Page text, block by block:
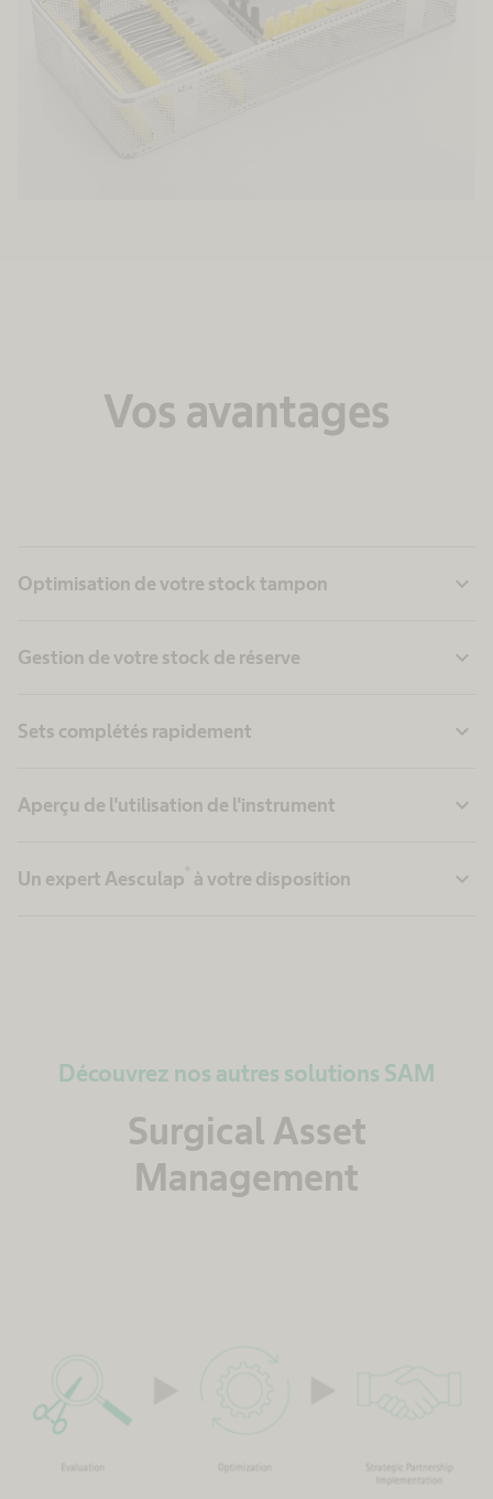
Vos avantages
Optimisation de votre stock tampon expand_more
Gestion de votre stock de réserve expand_more
Sets complétés rapidement expand_more
Aperçu de l'utilisation de l'instrument expand_more
Un expert Aesculap à votre disposition expand_more
Découvrez nos autres solutions SAM
Surgical Asset
Management